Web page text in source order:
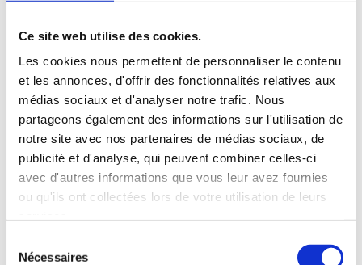
Ce site web utilise des cookies.
Les cookies nous permettent de personnaliser le contenu
et les annonces, d'offrir des fonctionnalités relatives aux
médias sociaux et d'analyser notre trafic. Nous
partageons également des informations sur l'utilisation de
notre site avec nos partenaires de médias sociaux, de
publicité et d'analyse, qui peuvent combiner celles-ci
avec d'autres informations que vous leur avez fournies
ou qu'ils ont collectées lors de votre utilisation de leurs
Nécessaires
1
INFORMATIONS
DE LIVRAISON
2
INFORMATIONS
Contact
Livraison standard à domicile en
France 🇫🇷